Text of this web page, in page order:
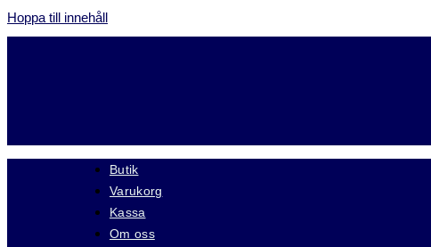
Hoppa till innehåll
Butik
Varukorg
Kassa
Om oss